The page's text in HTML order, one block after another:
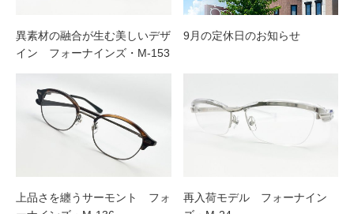
異素材の融合が生む美しいデザ
イン フォーナインズ・M-153
9月の定休日のお知らせ
上品さを纏うサーモント フォ
再入荷モデル フォーナイン